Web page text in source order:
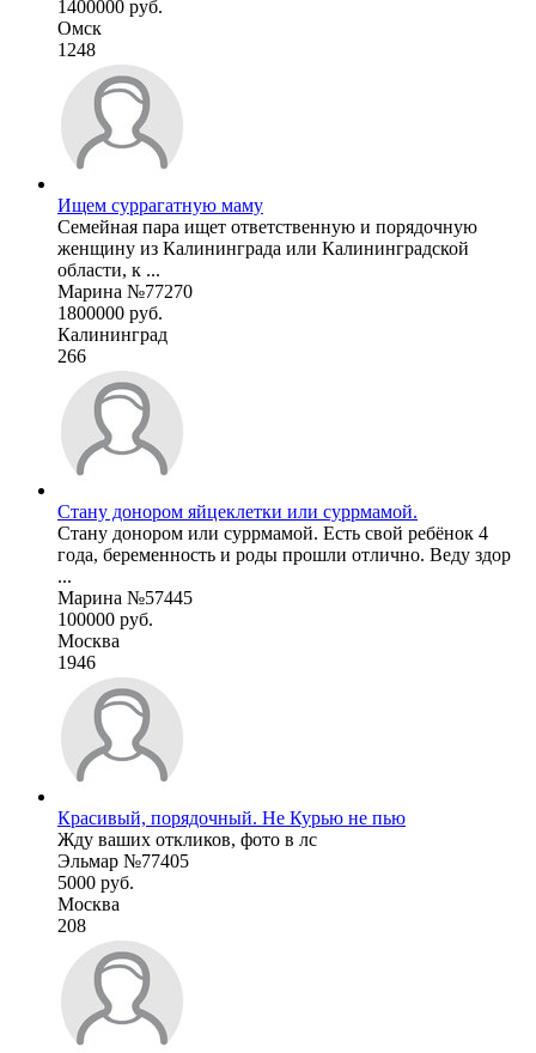
1400000 руб.
Омск
1248
Ищем суррагатную маму
Семейная пара ищет ответственную и порядочную
женщину из Калининграда или Калининградской
области, к ...
Марина №77270
1800000 руб.
Калининград
266
Стану донором яйцеклетки или суррмамой.
Стану донором или суррмамой. Есть свой ребёнок 4
года, беременность и роды прошли отлично. Веду здор
...
Марина №57445
100000 руб.
Москва
1946
Красивый, порядочный. Не Курью не пью
Жду ваших откликов, фото в лс
Эльмар №77405
5000 руб.
Москва
208